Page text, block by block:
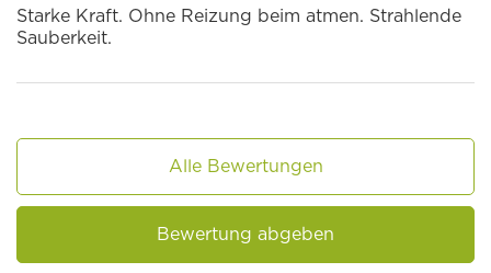
Starke Kraft. Ohne Reizung beim atmen. Strahlende
Sauberkeit.
Alle Bewertungen
Bewertung abgeben